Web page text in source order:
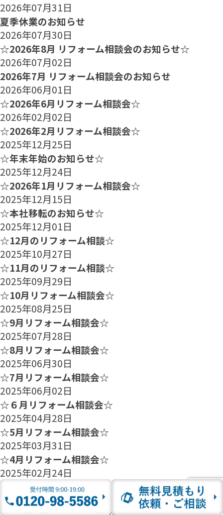
2026年07月31日
夏季休業のお知らせ
2026年07月30日
☆2026年8月 リフォーム相談会のお知らせ☆
2026年07月02日
2026年7月 リフォーム相談会のお知らせ
2026年06月01日
☆2026年6月リフォーム相談会☆
2026年02月02日
☆2026年2月リフォーム相談会☆
2025年12月25日
☆年末年始のお知らせ☆
2025年12月24日
☆2026年1月リフォーム相談会☆
2025年12月15日
☆本社移転のお知らせ☆
2025年12月01日
☆12月のリフォーム相談☆
2025年10月27日
☆11月のリフォーム相談☆
2025年09月29日
☆10月リフォーム相談会☆
2025年08月25日
☆9月リフォーム相談会☆
2025年07月28日
☆8月リフォーム相談会☆
2025年06月30日
☆7月リフォーム相談会☆
2025年06月02日
☆６月リフォーム相談会☆
2025年04月28日
☆5月リフォーム相談会☆
2025年03月31日
☆4月リフォーム相談会☆
2025年02月24日
☆3月リフォーム相談会☆
2025年01月27日